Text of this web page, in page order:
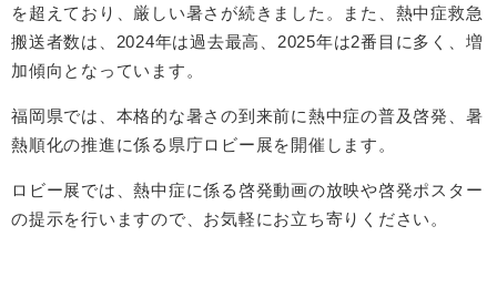
を超えており、厳しい暑さが続きました。また、熱中症救急
搬送者数は、2024年は過去最高、2025年は2番目に多く、増
加傾向となっています。
福岡県では、本格的な暑さの到来前に熱中症の普及啓発、暑
熱順化の推進に係る県庁ロビー展を開催します。
ロビー展では、熱中症に係る啓発動画の放映や啓発ポスター
の提示を行いますので、お気軽にお立ち寄りください。